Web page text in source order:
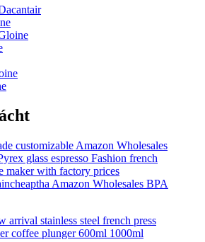
Amazon Wholesales BPA